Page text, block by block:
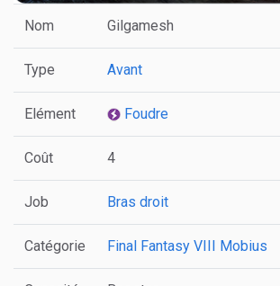
Nom Gilgamesh
Type Avant
Elément Foudre
Coût 4
Job Bras droit
Catégorie Final Fantasy VIII Mobius